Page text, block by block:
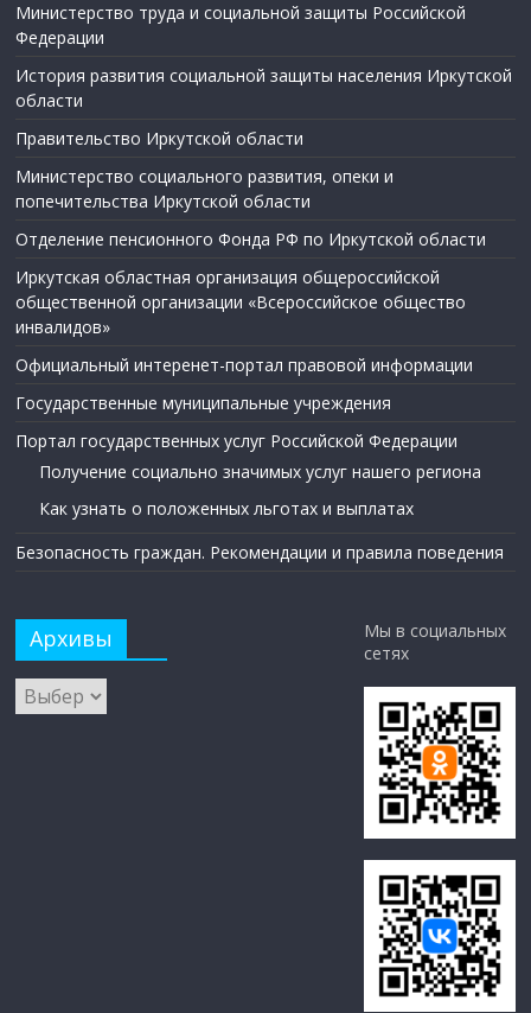
Министерство труда и социальной защиты Российской
Федерации
История развития социальной защиты населения Иркутской
области
Правительство Иркутской области
Министерство социального развития, опеки и
попечительства Иркутской области
Отделение пенсионного Фонда РФ по Иркутской области
Иркутская областная организация общероссийской
общественной организации «Всероссийское общество
инвалидов»
Официальный интеренет-портал правовой информации
Государственные муниципальные учреждения
Портал государственных услуг Российской Федерации
Получение социально значимых услуг нашего региона
Как узнать о положенных льготах и выплатах
Безопасность граждан. Рекомендации и правила поведения
Архивы
Мы в социальных
сетях